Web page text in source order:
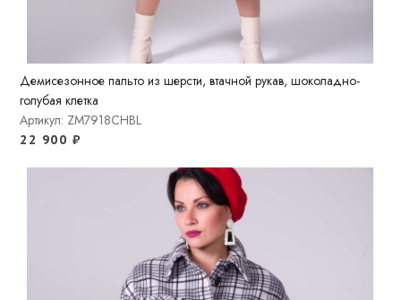
Демисезонное пальто из шерсти, втачной рукав, шоколадно-
голубая клетка
Артикул: ZM7918CHBL
22 900 ₽